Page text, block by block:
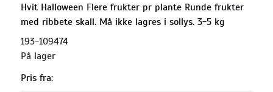
Hvit Halloween Flere frukter pr plante Runde frukter
med ribbete skall. Må ikke lagres i sollys. 3-5 kg
193-109474
På lager
Pris fra: